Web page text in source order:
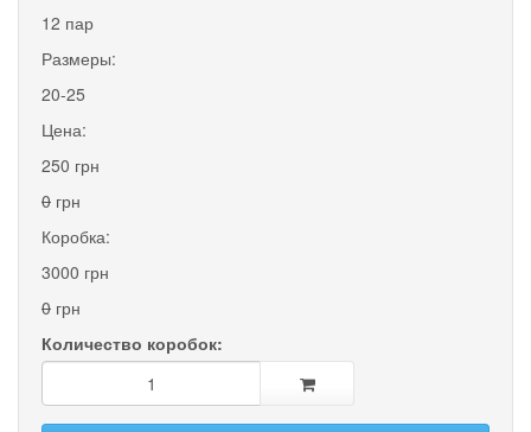
12 пар
Размеры:
20-25
Цена:
250 грн
0 грн
Коробка:
3000 грн
0 грн
Количество коробок: